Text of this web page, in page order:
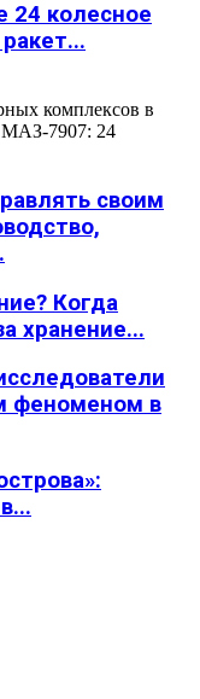
24 колесное
комплексов в
МАЗ-7907: 24
своим
Когда
хранение...
феноменом в